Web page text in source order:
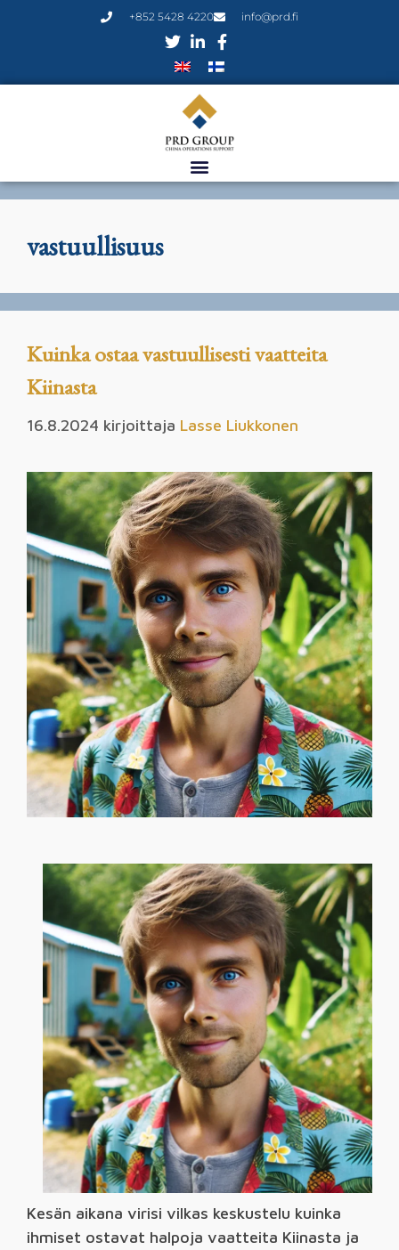
+852 5428 4220 info@prd.fi
vastuullisuus
Kuinka ostaa vastuullisesti vaatteita
Kiinasta
16.8.2024 kirjoittaja Lasse Liukkonen
Kesän aikana virisi vilkas keskustelu kuinka
ihmiset ostavat halpoja vaatteita Kiinasta ja